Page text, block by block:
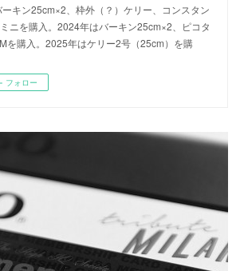
ーキン25cm×2、枠外（？）ケリー、コンスタン
ニを購入。2024年はバーキン25cm×2、ピコタ
を購入。2025年はケリー2号（25cm）を購
フォロー